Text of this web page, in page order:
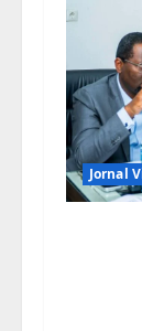
d
e
a
r
t
Jornal